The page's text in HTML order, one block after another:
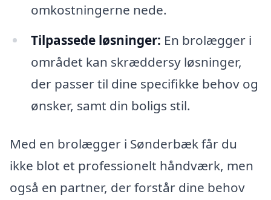
omkostningerne nede.
Tilpassede løsninger: En brolægger i
området kan skræddersy løsninger,
der passer til dine specifikke behov og
ønsker, samt din boligs stil.
Med en brolægger i Sønderbæk får du
ikke blot et professionelt håndværk, men
også en partner, der forstår dine behov